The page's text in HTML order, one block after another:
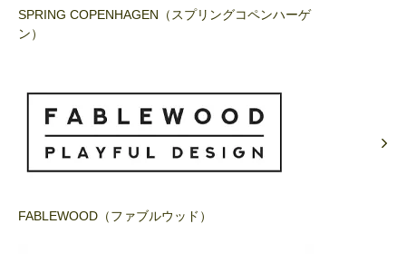
SPRING COPENHAGEN（スプリングコペンハーゲ
ン）
FABLEWOOD（ファブルウッド）